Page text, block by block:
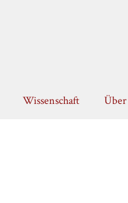
Wissenschaft